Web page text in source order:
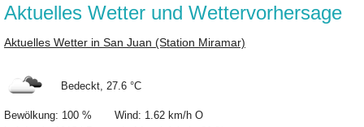
Aktuelles Wetter und Wettervorhersage
Aktuelles Wetter in San Juan (Station Miramar)
Bedeckt, 27.6 °C
Bewölkung: 100 % Wind: 1.62 km/h O